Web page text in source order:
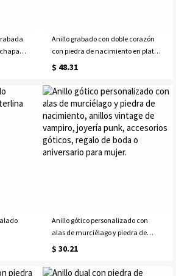
Anillo grabado con doble corazón
con piedra de nacimiento en plata
de ley
$ 48.31
Anillo gótico personalizado con
alas de murciélago y piedra de
nacimiento, anillos vintage de
góticos, regalo de boda o
$ 30.21